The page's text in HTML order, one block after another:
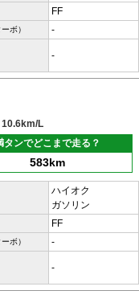
FF
ボ） -
-
10.6km/L
タンでどこまで走る？
583km
ハイオク
ガソリン
FF
ボ） -
-